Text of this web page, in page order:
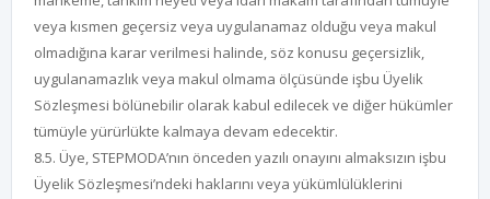
veya kısmen geçersiz veya uygulanamaz olduğu veya makul
olmadığına karar verilmesi halinde, söz konusu geçersizlik,
uygulanamazlık veya makul olmama ölçüsünde işbu Üyelik
Sözleşmesi bölünebilir olarak kabul edilecek ve diğer hükümler
tümüyle yürürlükte kalmaya devam edecektir.
8.5. Üye, STEPMODA’nın önceden yazılı onayını almaksızın işbu
Üyelik Sözleşmesi’ndeki haklarını veya yükümlülüklerini